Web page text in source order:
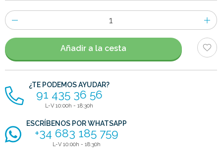
Número
de
artículos
Añadir a la cesta
¿TE PODEMOS AYUDAR?
91 435 36 56
L-V 10:00h - 18:30h
ESCRÍBENOS POR WHATSAPP
+34 683 185 759
L-V 10:00h - 18:30h